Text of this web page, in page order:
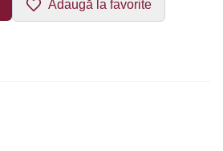
Adaugă la favorite